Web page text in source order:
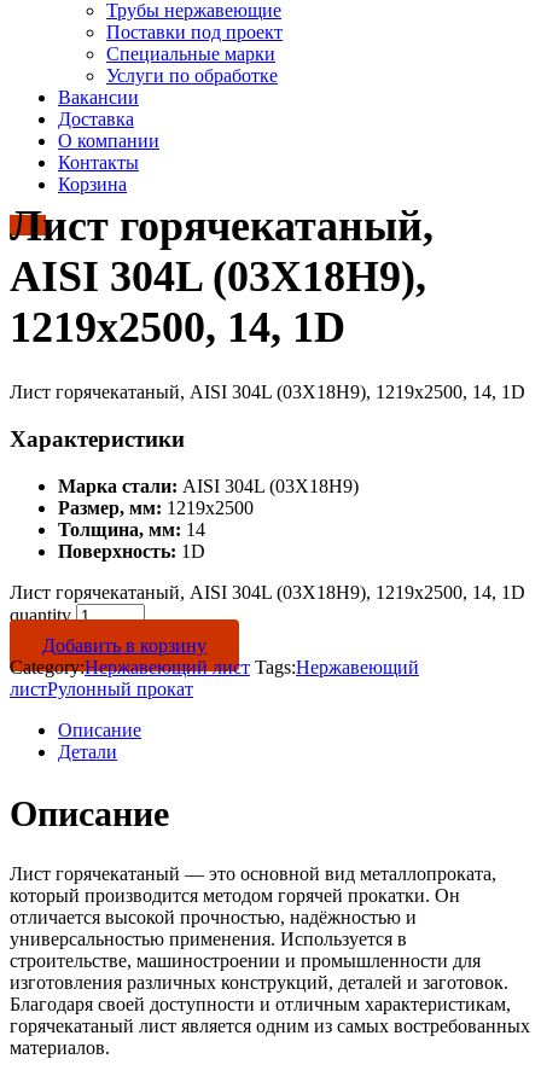
Трубы нержавеющие
Поставки под проект
Специальные марки
Услуги по обработке
Вакансии
Доставка
О компании
Контакты
Корзина
Лист горячекатаный,
AISI 304L (03Х18Н9),
1219х2500, 14, 1D
Лист горячекатаный, AISI 304L (03Х18Н9), 1219х2500, 14, 1D
Характеристики
Марка стали: AISI 304L (03Х18Н9)
Размер, мм: 1219х2500
Толщина, мм: 14
Поверхность: 1D
Лист горячекатаный, AISI 304L (03Х18Н9), 1219х2500, 14, 1D
quantity
Добавить в корзину
Category:Нержавеющий лист Tags:Нержавеющий
листРулонный прокат
Описание
Детали
Описание
Лист горячекатаный — это основной вид металлопроката,
который производится методом горячей прокатки. Он
отличается высокой прочностью, надёжностью и
универсальностью применения. Используется в
строительстве, машиностроении и промышленности для
изготовления различных конструкций, деталей и заготовок.
Благодаря своей доступности и отличным характеристикам,
горячекатаный лист является одним из самых востребованных
материалов.